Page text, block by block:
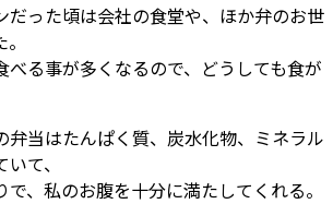
だった頃は会社の食堂や、ほか弁のお世
べる事が多くなるので、どうしても食が
弁当はたんぱく質、炭水化物、ミネラル
て、
、私のお腹を十分に満たしてくれる。